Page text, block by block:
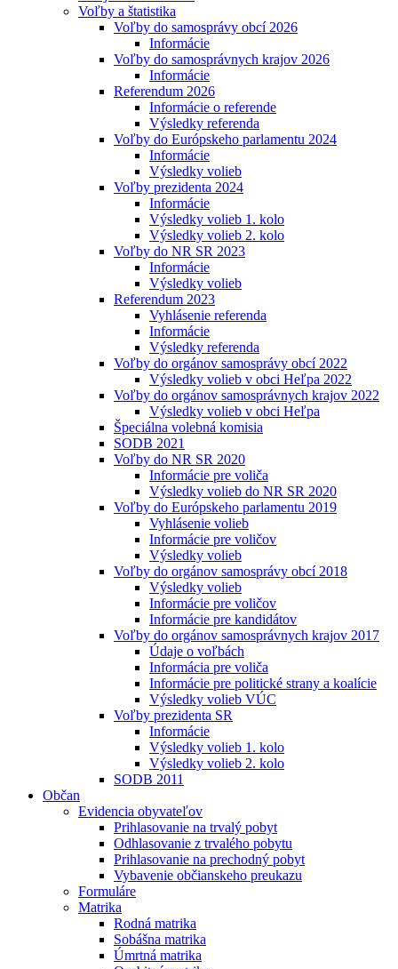
Voľby a štatistika
Voľby do samosprávy obcí 2026
Informácie
Voľby do samosprávnych krajov 2026
Informácie
Referendum 2026
Informácie o referende
Výsledky referenda
Voľby do Európskeho parlamentu 2024
Informácie
Výsledky volieb
Voľby prezidenta 2024
Informácie
Výsledky volieb 1. kolo
Výsledky volieb 2. kolo
Voľby do NR SR 2023
Informácie
Výsledky volieb
Referendum 2023
Vyhlásenie referenda
Informácie
Výsledky referenda
Voľby do orgánov samosprávy obcí 2022
Výsledky volieb v obci Heľpa 2022
Voľby do orgánov samosprávnych krajov 2022
Výsledky volieb v obci Heľpa
Špeciálna volebná komisia
SODB 2021
Voľby do NR SR 2020
Informácie pre voliča
Výsledky volieb do NR SR 2020
Voľby do Európskeho parlamentu 2019
Vyhlásenie volieb
Informácie pre voličov
Výsledky volieb
Voľby do orgánov samosprávy obcí 2018
Výsledky volieb
Informácie pre voličov
Informácie pre kandidátov
Voľby do orgánov samosprávnych krajov 2017
Údaje o voľbách
Informácia pre voliča
Informácie pre politické strany a koalície
Výsledky volieb VÚC
Voľby prezidenta SR
Informácie
Výsledky volieb 1. kolo
Výsledky volieb 2. kolo
SODB 2011
Občan
Evidencia obyvateľov
Prihlasovanie na trvalý pobyt
Odhlasovanie z trvalého pobytu
Prihlasovanie na prechodný pobyt
Vybavenie občianskeho preukazu
Formuláre
Matrika
Rodná matrika
Sobášna matrika
Úmrtná matrika